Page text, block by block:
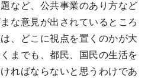
など、公共事業のあり方など
な意見が出されているところ
、どこに視点を置くのかが大
までも、都民、国民の生活を
ればならないと思うわけであ